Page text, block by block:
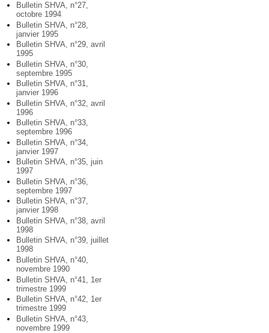
Bulletin SHVA, n°27,
octobre 1994
Bulletin SHVA, n°28,
janvier 1995
Bulletin SHVA, n°29, avril
1995
Bulletin SHVA, n°30,
septembre 1995
Bulletin SHVA, n°31,
janvier 1996
Bulletin SHVA, n°32, avril
1996
Bulletin SHVA, n°33,
septembre 1996
Bulletin SHVA, n°34,
janvier 1997
Bulletin SHVA, n°35, juin
1997
Bulletin SHVA, n°36,
septembre 1997
Bulletin SHVA, n°37,
janvier 1998
Bulletin SHVA, n°38, avril
1998
Bulletin SHVA, n°39, juillet
1998
Bulletin SHVA, n°40,
novembre 1990
Bulletin SHVA, n°41, 1er
trimestre 1999
Bulletin SHVA, n°42, 1er
trimestre 1999
Bulletin SHVA, n°43,
novembre 1999